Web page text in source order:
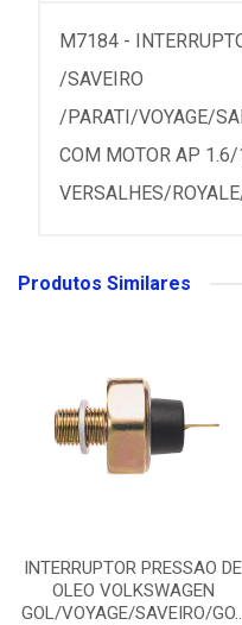
M7184 -
/SAVEIRO
/PARATI/VOYAGE/
COM MOTOR AP
VERSALHES/
Produtos Similares
INTERRUPTOR PRESSAO DE
OLEO VOLKSWAGEN
GOL/VOYAGE/SAVEIRO/